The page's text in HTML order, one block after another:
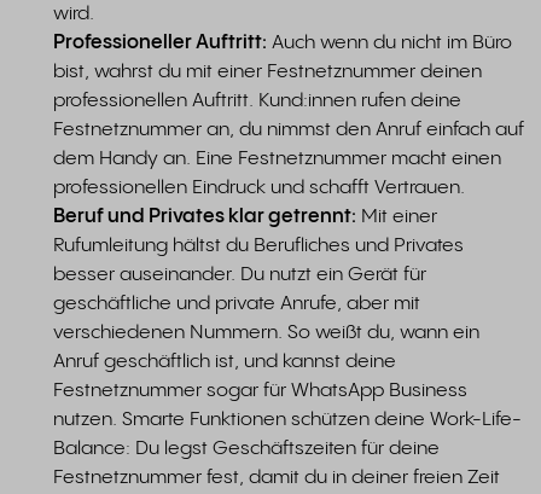
wird.
Professioneller Auftritt: Auch wenn du nicht im Büro
bist, wahrst du mit einer Festnetznummer deinen
professionellen Auftritt. Kund:innen rufen deine
Festnetznummer an, du nimmst den Anruf einfach auf
dem Handy an. Eine Festnetznummer macht einen
professionellen Eindruck und schafft Vertrauen.
Beruf und Privates klar getrennt: Mit einer
Rufumleitung hältst du Berufliches und Privates
besser auseinander. Du nutzt ein Gerät für
geschäftliche und private Anrufe, aber mit
verschiedenen Nummern. So weißt du, wann ein
Anruf geschäftlich ist, und kannst deine
Festnetznummer sogar für WhatsApp Business
nutzen. Smarte Funktionen schützen deine Work-Life-
Balance: Du legst Geschäftszeiten für deine
Festnetznummer fest, damit du in deiner freien Zeit